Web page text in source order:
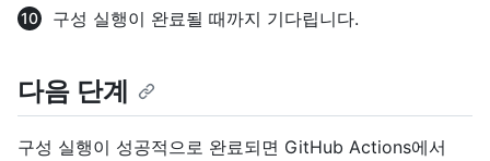
구성 실행이 완료될 때까지 기다립니다.
다음 단계
구성 실행이 성공적으로 완료되면 GitHub Actions에서